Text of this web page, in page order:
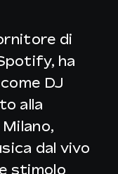
di
ha
DJ
alla
Milano,
dal vivo
stimolo